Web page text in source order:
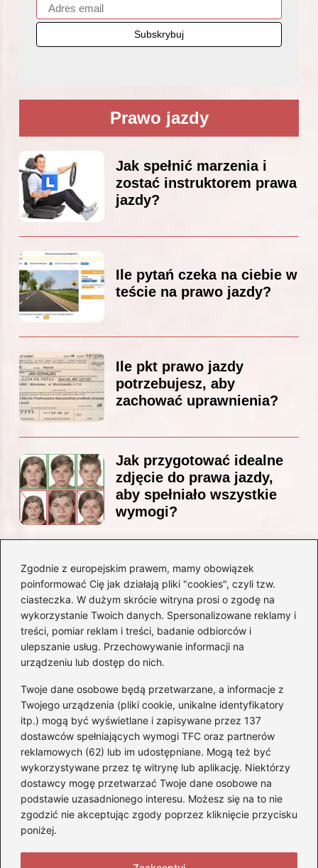
Zgodnie z europejskim prawem, mamy obowiązek
poinformować Cię jak działają pliki "cookies", czyli tzw.
ciasteczka. W dużym skrócie witryna prosi o zgodę na
wykorzystanie Twoich danych. Spersonalizowane reklamy i
treści, pomiar reklam i treści, badanie odbiorców i
ulepszanie usług. Przechowywanie informacji na
urządzeniu lub dostęp do nich.
Twoje dane osobowe będą przetwarzane, a informacje z
Twojego urządzenia (pliki cookie, unikalne identyfikatory
itp.) mogą być wyświetlane i zapisywane przez 137
dostawców spełniających wymogi TFC oraz partnerów
reklamowych (62) lub im udostępniane. Mogą też być
wykorzystywane przez tę witrynę lub aplikację. Niektórzy
dostawcy mogę przetwarzać Twoje dane osobowe na
podstawie uzasadnionego interesu. Możesz się na to nie
zgodzić nie akceptując zgody poprzez kliknięcie przycisku
poniżej.
Prawo jazdy
Jak spełnić marzenia i
zostać instruktorem prawa
jazdy?
Ile pytań czeka na ciebie w
teście na prawo jazdy?
Ile pkt prawo jazdy
potrzebujesz, aby
zachować uprawnienia?
Jak przygotować idealne
zdjęcie do prawa jazdy,
aby spełniało wszystkie
wymogi?
Czy Jarosław Kaczyński
posiada prawo jazdy? Oto
prawda, którą warto znać!
Kategorie
Akumulatory(71)
Benzyna i Diesel(68)
Motocykle(47)
Opony(77)
Prawo jazdy(75)
Samochody(275)
Silniki(83)